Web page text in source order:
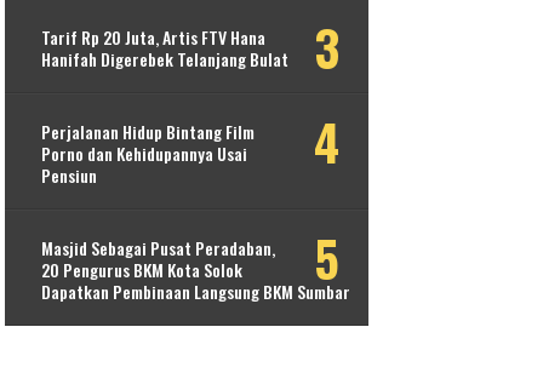
Tarif Rp 20 Juta, Artis FTV Hana
Hanifah Digerebek Telanjang Bulat
Perjalanan Hidup Bintang Film
Porno dan Kehidupannya Usai
Pensiun
Masjid Sebagai Pusat Peradaban,
20 Pengurus BKM Kota Solok
Dapatkan Pembinaan Langsung BKM Sumbar